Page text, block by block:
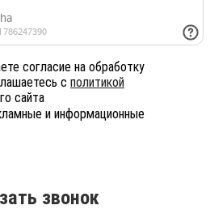
согласие на обработку
с политикой
сайта
и информационные
звонок